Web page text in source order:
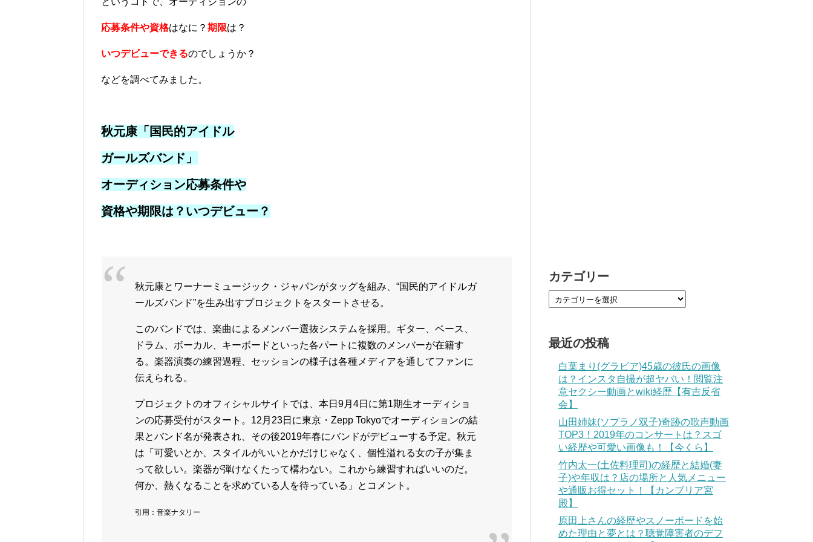
応募条件や資格はなに？ 期限は？
いつデビューできるのでしょうか？
などを調べてみました。
秋元康「国民的アイドル
ガールズバンド」
オーディション応募条件や
資格や期限は？いつデビュー？
秋元康とワーナーミュージック・ジャパンがタッグを組み、“国民的アイドルガ
ールズバンド”を生み出すプロジェクトをスタートさせる。
このバンドでは、楽曲によるメンバー選抜システムを採用。ギター、ベース、
ドラム、ボーカル、キーボードといった各パートに複数のメンバーが在籍す
る。楽器演奏の練習過程、セッションの様子は各種メディアを通してファンに
伝えられる。
プロジェクトのオフィシャルサイトでは、本日9月4日に第1期生オーディショ
ンの応募受付がスタート。12月23日に東京・Zepp Tokyoでオーディションの結
果とバンド名が発表され、その後2019年春にバンドがデビューする予定。秋元
は「可愛いとか、スタイルがいいとかだけじゃなく、個性溢れる女の子が集ま
って欲しい。楽器が弾けなくたって構わない。これから練習すればいいのだ。
何か、熱くなることを求めている人を待っている」とコメント。
引用：音楽ナタリー
カテゴリー
最近の投稿
白葉まり(グラビア)45歳の彼氏の画像
は？インスタ自撮が超ヤバい！閲覧注
意セクシー動画とwiki経歴【有吉反省
会】
山田姉妹(ソプラノ双子)奇跡の歌声動画
TOP3！2019年のコンサートは？スゴ
い経歴や可愛い画像も！【今くら】
竹内太一(土佐料理司)の経歴と結婚(妻
子)や年収は？店の場所と人気メニュー
や通販お得セット！【カンブリア宮
殿】
原田上さんの経歴やスノーボードを始
めた理由と夢とは？聴覚障害者のデフ